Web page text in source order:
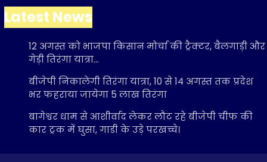
Latest News
12 अगस्त को भाजपा किसान मोर्चा की ट्रैक्टर, बैलगाड़ी और
गेड़ी तिरंगा यात्रा…
बीजेपी निकालेगी तिरंगा यात्रा, 10 से 14 अगस्त तक प्रदेश
भर फहराया जायेगा 5 लाख तिरंगा
बागेश्वर धाम से आशीर्वाद लेकर लौट रहे बीजेपी चीफ की
कार ट्रक में घुसा, गाडी के उड़े परखच्चे।